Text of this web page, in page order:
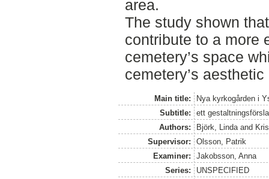
area.
The study shown
contribute to a more
cemetery’s space
cemetery’s
Main title:
Nya kyrkogården i
Subtitle:
ett
Authors:
Björk, Linda and
Supervisor:
Olsson, Patrik
Examiner:
Jakobsson, Anna
Series:
UNSPECIFIED